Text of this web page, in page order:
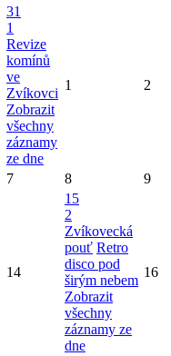
31
1
Revize
komínů
ve
Zvíkovci
Zobrazit
všechny
záznamy
ze dne
1 2
7 8 9
14
15
2
Zvíkovecká
pouť Retro
disco pod
širým nebem
Zobrazit
všechny
záznamy ze
dne
16